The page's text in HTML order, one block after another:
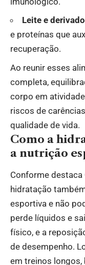
Leite e
e proteínas que
recuperação.
Ao reunir esses
completa,
corpo em
riscos de
qualidade de vida.
Como a
a nutrição
Conforme destaca
hidratação
esportiva e não
perde líquidos e
físico, e a
de desempenho.
em treinos